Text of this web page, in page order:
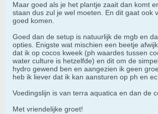
Maar goed als je het plantje zaait dan komt
staan dus zul je wel moeten. En dit gaat ook
goed komen.
Goed dan de setup is natuurlijk de mgb en
opties. Enigste wat mischien een beetje
dat ik op cocos kweek (ph waardes tussen
water culture is hetzelfde) en dit om de
hydro gewend ben en aangezien ik geen
heb ik liever dat ik kan aansturen op ph en ec
Voedingslijn is van terra aquatica en dan de
Met vriendelijke groet!